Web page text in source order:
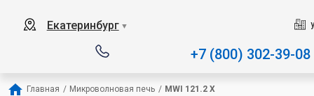
Екатеринбург ▼
+7 (800) 302-39-08
Главная / Микроволновая печь / MWI 121.2 X